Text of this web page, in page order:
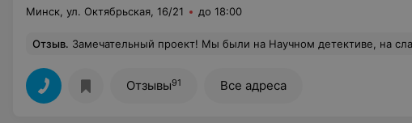
Минск, ул. Октябрьская, 16/21 до 18:00
Отзыв. Замечательный проект! Мы были на Научном детективе, на слаймах и Хирургии. Восторг дочки полнейший! Спасибо огромное!
Отзывы91 Все адреса